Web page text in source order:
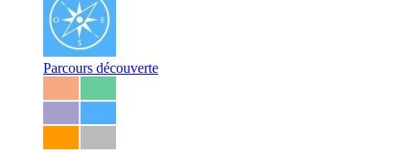
Parcours découverte